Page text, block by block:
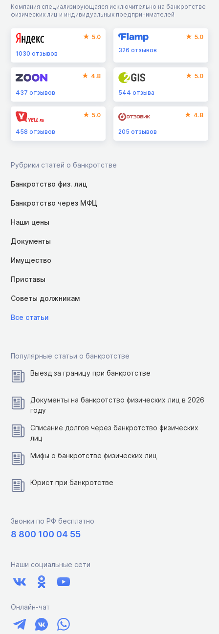
Компания специализирующаяся исключительно на банкротстве
физических лиц и индивидуальных предпринимателей
5.0
1030 отзывов
5.0
326отзывов
4.8
437 отзывов
5.0
544отзыва
5.0
458 отзывов
4.8
205отзывов
Рубрики статей о банкротстве
Банкротство физ. лиц
Банкротство через МФЦ
Наши цены
Документы
Имущество
Приставы
Советы должникам
Все статьи
Популярные статьи о банкротстве
Выезд за границу при банкротстве
Документы на банкротство физических лиц в 2026
году
Списание долгов через банкротство физических
лиц
Мифы о банкротстве физических лиц
Юрист при банкротстве
Звонки по РФ бесплатно
8 800 100 04 55
Наши социальные сети
Онлайн-чат